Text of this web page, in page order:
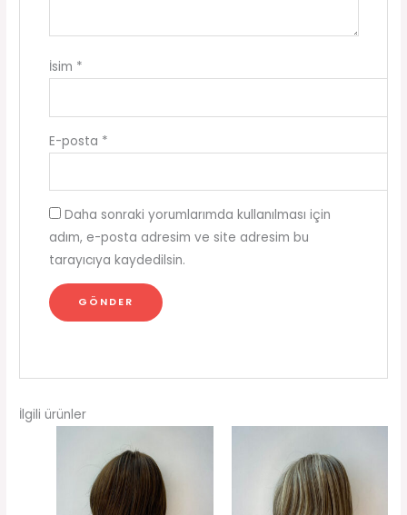
İsim *
E-posta *
Daha sonraki yorumlarımda kullanılması için
adım, e-posta adresim ve site adresim bu
tarayıcıya kaydedilsin.
İlgili ürünler
fiyat:
₺550.00.
₺550.00.
₺450.00.